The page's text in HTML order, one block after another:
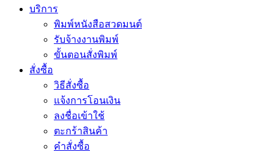
บริการ
พิมพ์หนังสือสวดมนต์
รับจ้างงานพิมพ์
ขั้นตอนสั่งพิมพ์
สั่งซื้อ
วิธีสั่งซื้อ
แจ้งการโอนเงิน
ลงชื่อเข้าใช้
ตะกร้าสินค้า
คำสั่งซื้อ